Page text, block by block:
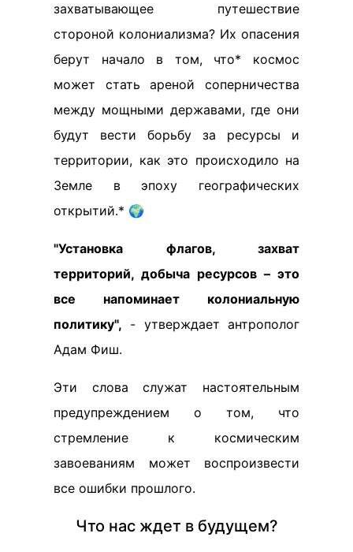
захватывающее путешествие
стороной колониализма? Их опасения
берут начало в том, что* космос
может стать ареной соперничества
между мощными державами, где они
будут вести борьбу за ресурсы и
территории, как это происходило на
Земле в эпоху географических
открытий.* 🌍
"Установка флагов, захват
территорий, добыча ресурсов – это
все напоминает колониальную
политику", - утверждает антрополог
Адам Фиш.
Эти слова служат настоятельным
предупреждением о том, что
стремление к космическим
завоеваниям может воспроизвести
все ошибки прошлого.
Что нас ждет в будущем?